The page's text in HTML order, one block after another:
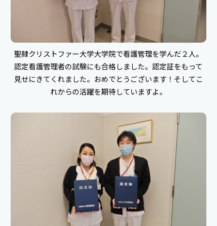
聖隷クリストファー大学大学院で看護管理を学んだ２人。
認定看護管理者の試験にも合格しました。認定証をもって
見せにきてくれました。おめでとうございます！そしてこ
れからの活躍を期待していますよ。